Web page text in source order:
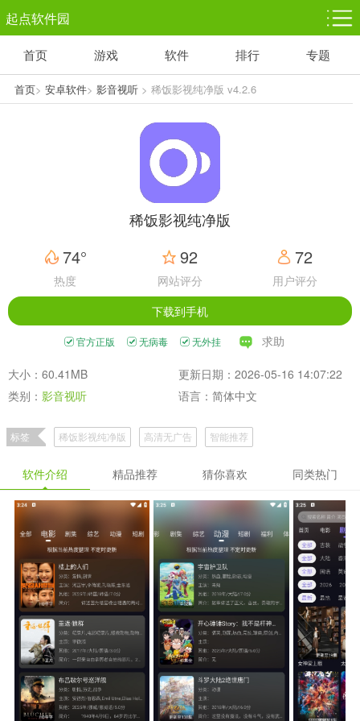
起点软件园
塔防游戏
1千+款游戏
休闲益智
1万+款游戏
体育竞技
5百+款游戏
赛车竞速
3百+款游戏
首页 游戏 软件 排行 专题
首页> 安卓软件> 影音视听> 稀饭影视纯净版 v4.2.6
稀饭影视纯净版
74°
热度
92
网站评分
72
用户评分
下载到手机
官方正版 无病毒 无外挂 求助
大小：60.41MB
更新日期：2026-05-16 14:07:22
类别： 影音视听 语言：简体中文
标签 稀饭影视纯净版 高清无广告 智能推荐
软件介绍 精品推荐 猜你喜欢 同类热门